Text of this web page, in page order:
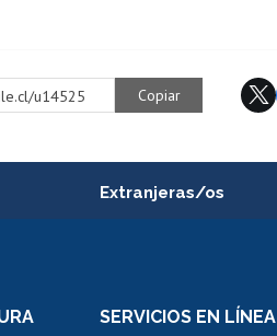
u14525 Copiar
Extranjeras/os
Movilidad Estudiantil
SERVICIOS EN LÍNEA